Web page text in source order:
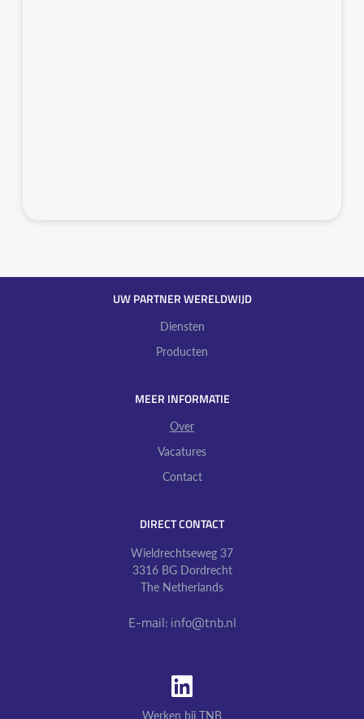
UW PARTNER WERELDWIJD
Diensten
Producten
MEER INFORMATIE
MORE INFO ABOUT OUR COMPANY
Over
Vacatures
Contact
DIRECT CONTACT
Wieldrechtseweg 37
3316 BG Dordrecht
The Netherlands
E-mail: info@tnb.nl
SOCIAL MEDIA MENU LINKSWerken bij TNB